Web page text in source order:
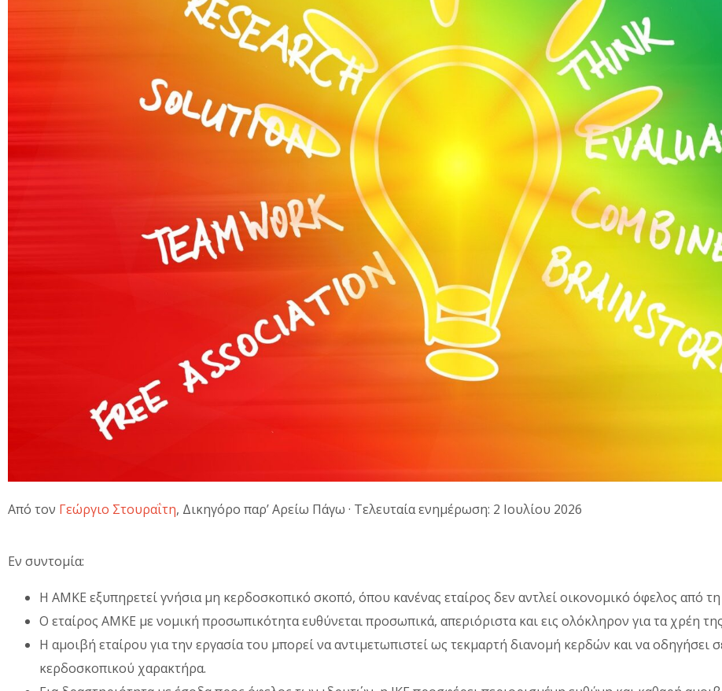
Από τον Γεώργιο Στουραΐτη, Δικηγόρο παρ’ Αρείω Πάγω · Τελευταία ενημέρωση: 2 Ιουλίου 2026
Εν συντομία:
Η ΑΜΚΕ εξυπηρετεί γνήσια μη κερδοσκοπικό σκοπό, όπου κανένας εταίρος δεν αντλεί οικονομικό όφελος από
Ο εταίρος ΑΜΚΕ με νομική προσωπικότητα ευθύνεται προσωπικά, απεριόριστα και εις ολόκληρον για τα χρέη
Η αμοιβή εταίρου για την εργασία του μπορεί να αντιμετωπιστεί ως τεκμαρτή διανομή κερδών και να οδηγήσει
κερδοσκοπικού χαρακτήρα.